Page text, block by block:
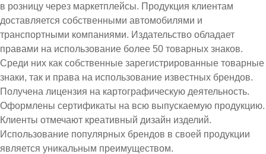
в розницу через маркетплейсы. Продукция клиентам
доставляется собственными автомобилями и
транспортными компаниями. Издательство обладает
правами на использование более 50 товарных знаков.
Среди них как собственные зарегистрированные товарные
знаки, так и права на использование известных брендов.
Получена лицензия на картографическую деятельность.
Оформлены сертификаты на всю выпускаемую продукцию.
Клиенты отмечают креативный дизайн изделий.
Использование популярных брендов в своей продукции
является уникальным преимуществом.